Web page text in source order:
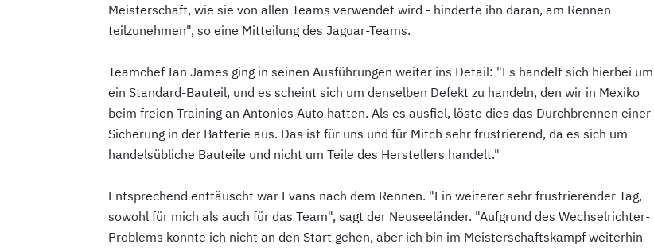
Meisterschaft, wie sie von allen Teams verwendet wird - hinderte ihn daran, am Rennen
teilzunehmen", so eine Mitteilung des Jaguar-Teams.
Teamchef Ian James ging in seinen Ausführungen weiter ins Detail: "Es handelt sich hierbei um
ein Standard-Bauteil, und es scheint sich um denselben Defekt zu handeln, den wir in Mexiko
beim freien Training an Antonios Auto hatten. Als es ausfiel, löste dies das Durchbrennen einer
Sicherung in der Batterie aus. Das ist für uns und für Mitch sehr frustrierend, da es sich um
handelsübliche Bauteile und nicht um Teile des Herstellers handelt."
Entsprechend enttäuscht war Evans nach dem Rennen. "Ein weiterer sehr frustrierender Tag,
sowohl für mich als auch für das Team", sagt der Neuseeländer. "Aufgrund des Wechselrichter-
Problems konnte ich nicht an den Start gehen, aber ich bin im Meisterschaftskampf weiterhin